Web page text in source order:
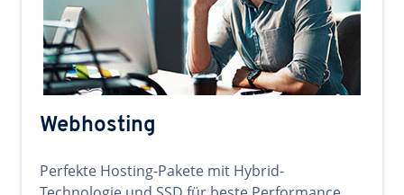
Webhosting
Perfekte Hosting-Pakete mit Hybrid-